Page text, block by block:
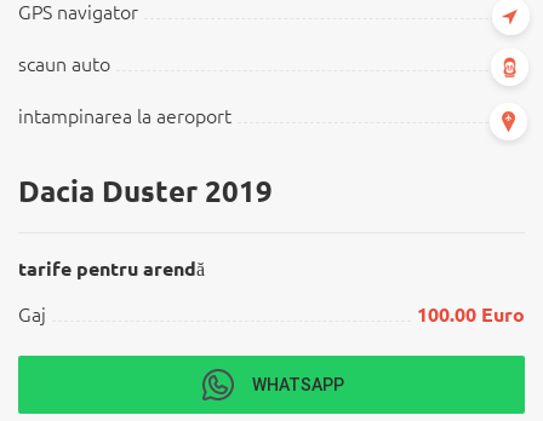
GPS navigator
scaun auto
intampinarea la aeroport
Dacia Duster 2019
tarife pentru arendă
Gaj 100.00 Euro
WHATSAPP